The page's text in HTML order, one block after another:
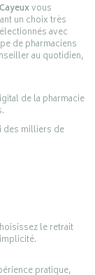
vous
un choix très
avec
de pharmaciens
au quotidien,
de la pharmacie
des milliers de
le retrait
pratique,